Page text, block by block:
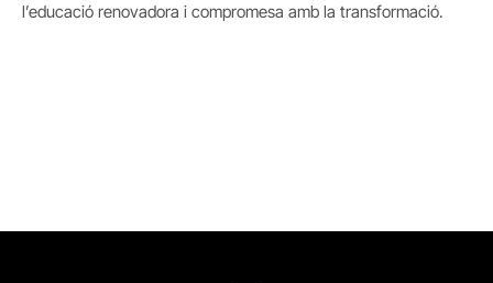
l’educació renovadora i compromesa amb la transformació.